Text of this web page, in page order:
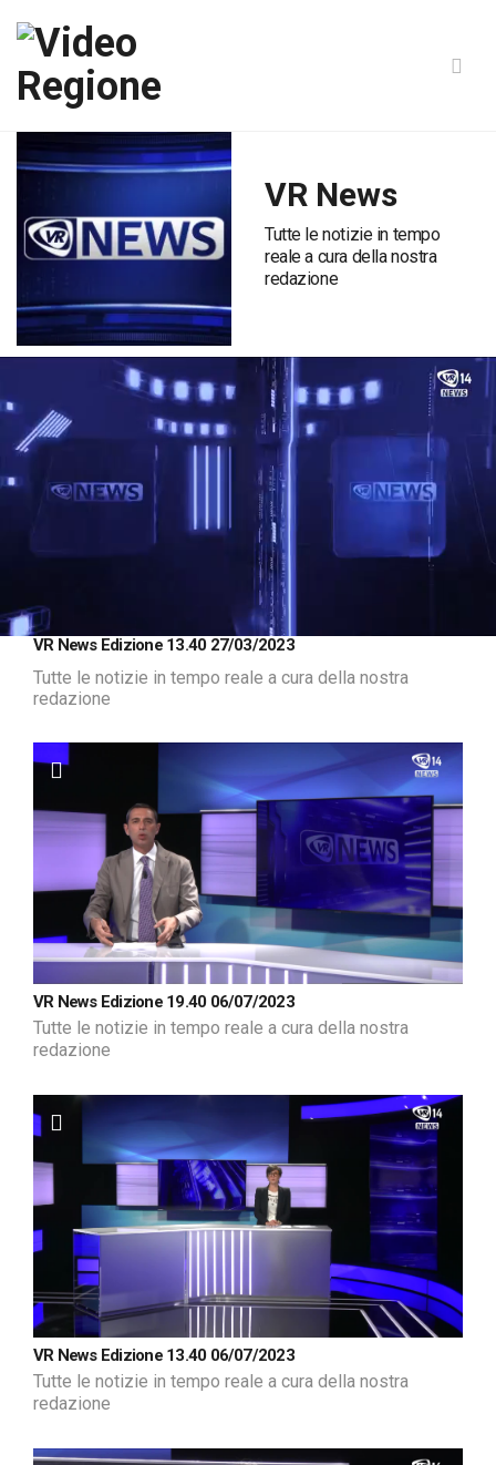
VR News
Tutte le notizie in tempo
reale a cura della nostra
redazione
Unmute
1.19%
VR News Edizione 13.40 27/03/2023
Tutte le notizie in tempo reale a cura della nostra
redazione
VR News Edizione 19.40 06/07/2023
Tutte le notizie in tempo reale a cura della nostra
redazione
VR News Edizione 13.40 06/07/2023
Tutte le notizie in tempo reale a cura della nostra
redazione